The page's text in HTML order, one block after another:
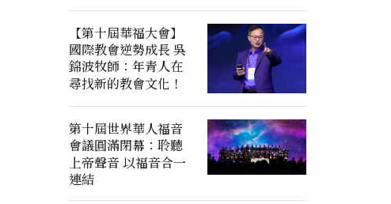
【第十屆華福大會】
國際教會逆勢成長 吳
錦波牧師：年青人在
尋找新的教會文化！
第十屆世界華人福音
會議圓滿閉幕：聆聽
上帝聲音 以福音合一
連結